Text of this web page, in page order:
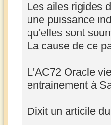
Les ailes rigides
une puissance
qu'elles sont
La cause de ce
L'AC72 Oracle
entrainement à
Dixit un articile